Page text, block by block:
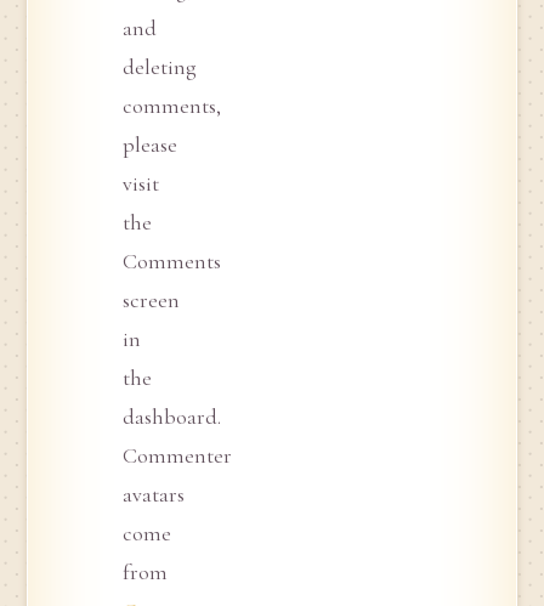
and
deleting
comments,
please
visit
the
Comments
screen
in
the
dashboard.
Commenter
avatars
come
from